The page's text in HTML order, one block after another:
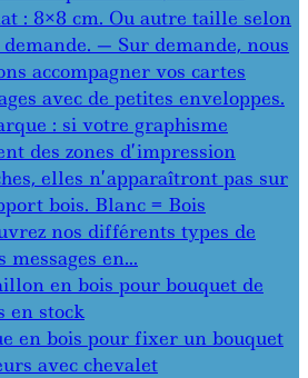
: 8×8 cm. Ou autre taille selon
— Sur demande, nous
accompagner vos cartes
avec de petites enveloppes.
: si votre graphisme
des zones d’impression
elles n’apparaîtront pas sur
bois. Blanc = Bois
nos différents types de
messages en…
en bois pour bouquet de
en stock
en bois pour fixer un bouquet
avec chevalet